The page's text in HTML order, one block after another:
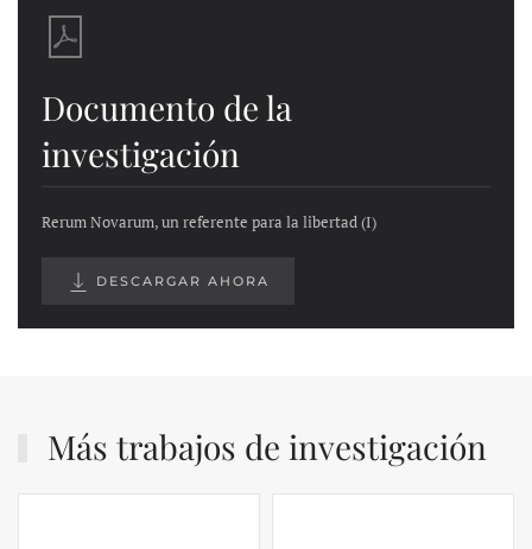
Documento de la
investigación
Rerum Novarum, un referente para la libertad (I)
DESCARGAR AHORA
Más trabajos de investigación